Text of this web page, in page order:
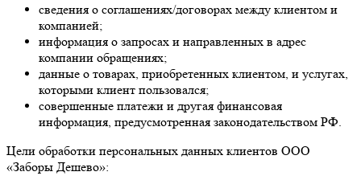
сведения о соглашениях/договорах между клиентом и
компанией;
информация о запросах и направленных в адрес
компании обращениях;
данные о товарах, приобретенных клиентом, и услугах,
которыми клиент пользовался;
совершенные платежи и другая финансовая
информация, предусмотренная законодательством РФ.
Цели обработки персональных данных клиентов ООО
«Заборы Дешево»: